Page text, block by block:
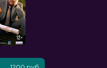
1200 руб.